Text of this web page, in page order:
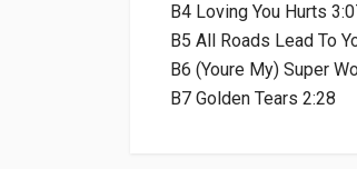
B4 Loving You Hurts
B5 All Roads Lead To
B6 (Youre My) Super
B7 Golden Tears 2:28